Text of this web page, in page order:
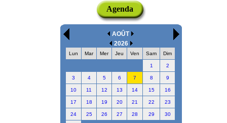
Agenda
AOÛT
2026
Lun Mar Mer Jeu Ven Sam Dim
1 2
3 4 5 6 7 8 9
10 11 12 13 14 15 16
17 18 19 20 21 22 23
24 25 26 27 28 29 30